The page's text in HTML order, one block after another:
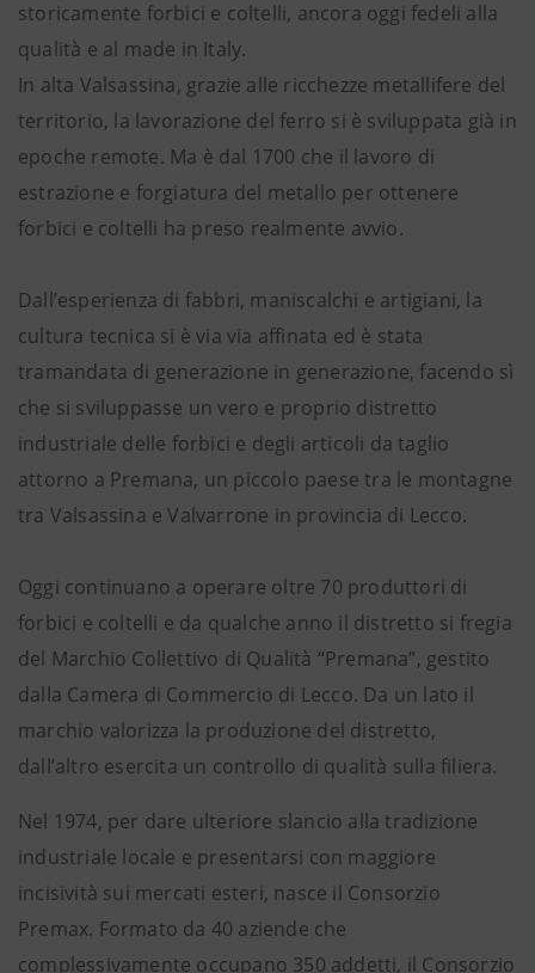
storicamente forbici e coltelli, ancora oggi fedeli alla
qualità e al made in Italy.
In alta Valsassina, grazie alle ricchezze metallifere del
territorio, la lavorazione del ferro si è sviluppata già in
epoche remote. Ma è dal 1700 che il lavoro di
estrazione e forgiatura del metallo per ottenere
forbici e coltelli ha preso realmente avvio.
Dall’esperienza di fabbri, maniscalchi e artigiani, la
cultura tecnica si è via via affinata ed è stata
tramandata di generazione in generazione, facendo sì
che si sviluppasse un vero e proprio distretto
industriale delle forbici e degli articoli da taglio
attorno a Premana, un piccolo paese tra le montagne
tra Valsassina e Valvarrone in provincia di Lecco.
Oggi continuano a operare oltre 70 produttori di
forbici e coltelli e da qualche anno il distretto si fregia
del Marchio Collettivo di Qualità “Premana”, gestito
dalla Camera di Commercio di Lecco. Da un lato il
marchio valorizza la produzione del distretto,
dall’altro esercita un controllo di qualità sulla filiera.
Nel 1974, per dare ulteriore slancio alla tradizione
industriale locale e presentarsi con maggiore
incisività sui mercati esteri, nasce il Consorzio
Premax. Formato da 40 aziende che
complessivamente occupano 350 addetti, il Consorzio